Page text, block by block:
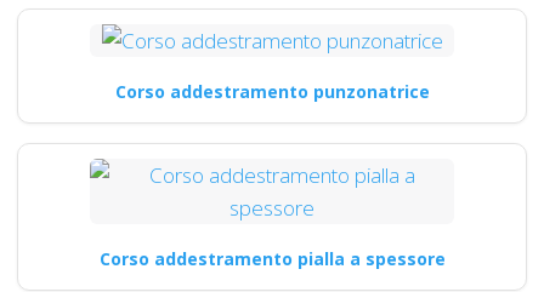
Corso addestramento punzonatrice
Corso addestramento pialla a spessore